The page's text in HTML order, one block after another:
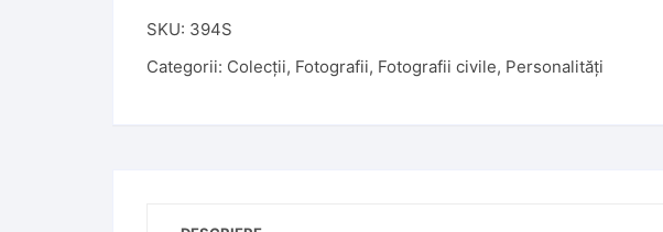
SKU: 394S
Categorii: Colecții, Fotografii, Fotografii civile, Personalități